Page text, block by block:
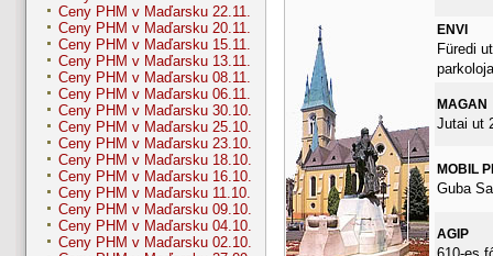
Ceny PHM v Maďarsku 22.11.
Ceny PHM v Maďarsku 20.11.
Ceny PHM v Maďarsku 15.11.
Ceny PHM v Maďarsku 13.11.
Ceny PHM v Maďarsku 08.11.
Ceny PHM v Maďarsku 06.11.
Ceny PHM v Maďarsku 30.10.
Ceny PHM v Maďarsku 25.10.
Ceny PHM v Maďarsku 23.10.
Ceny PHM v Maďarsku 18.10.
Ceny PHM v Maďarsku 16.10.
Ceny PHM v Maďarsku 11.10.
Ceny PHM v Maďarsku 09.10.
Ceny PHM v Maďarsku 04.10.
Ceny PHM v Maďarsku 02.10.
ENVI
Füredi
MAGAN
Jutai ut
MOBIL
Guba
AGIP